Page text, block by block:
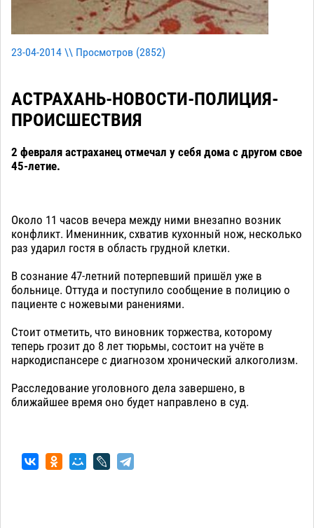
23-04-2014 \\ Просмотров (2852)
АСТРАХАНЬ-НОВОСТИ-ПОЛИЦИЯ-
ПРОИСШЕСТВИЯ
2 февраля астраханец отмечал у себя дома с другом свое
45-летие.
Около 11 часов вечера между ними внезапно возник
конфликт. Именинник, схватив кухонный нож, несколько
раз ударил гостя в область грудной клетки.
В сознание 47-летний потерпевший пришёл уже в
больнице. Оттуда и поступило сообщение в полицию о
пациенте с ножевыми ранениями.
Стоит отметить, что виновник торжества, которому
теперь грозит до 8 лет тюрьмы, состоит на учёте в
наркодиспансере с диагнозом хронический алкоголизм.
Расследование уголовного дела завершено, в
ближайшее время оно будет направлено в суд.